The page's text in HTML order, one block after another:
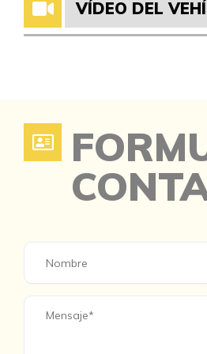
VÍDEO DEL